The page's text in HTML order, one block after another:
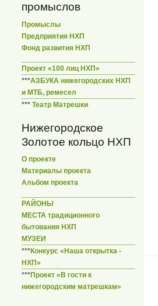
промыслов
Промыслы
Предприятия НХП
Фонд развития НХП
Проект «100 лиц НХП»
***АЗБУКА нижегородских НХП
и МТБ, ремесел
*** Театр Матрешки
Нижегородское
Золотое кольцо НХП
О проекте
Материалы проекта
Альбом проекта
РАЙОНЫ
МЕСТА традиционного
бытования НХП
МУЗЕИ
***Конкурс «Наша открытка -
НХП»
***Проект «В гости к
нижегородским матрешкам»